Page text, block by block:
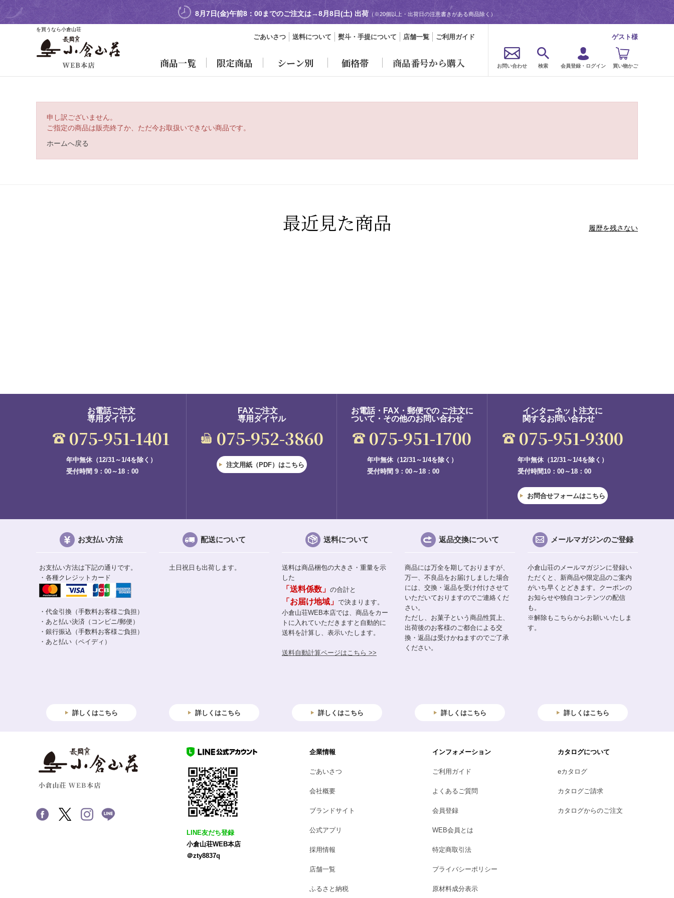
を買うなら小倉山荘
8月7日(金)午前8：00までのご注文は→8月8日(土) 出荷 （※20個以上・出荷日の注意書きがある商品除く）
ごあいさつ 送料について 熨斗・手提について 店舗一覧 ご利用ガイド
商品一覧 限定商品 シーン別 価格帯 商品番号から購入
ゲスト様
お問い合わせ 検索 会員登録・ログイン 買い物かご
申し訳ございません。
ご指定の商品は販売終了か、ただ今お取扱いできない商品です。
ホームへ戻る
最近見た商品 履歴を残さない
お電話ご注文
専用ダイヤル
075-951-1401
年中無休（12/31～1/4を除く）
受付時間 9：00～18：00
FAXご注文
専用ダイヤル
075-952-3860
注文用紙（PDF）はこちら
お電話・FAX・郵便での ご注文に
ついて・その他のお問い合わせ
075-951-1700
年中無休（12/31～1/4を除く）
受付時間 9：00～18：00
インターネット注文に
関するお問い合わせ
075-951-9300
年中無休（12/31～1/4を除く）
受付時間10：00～18：00
お問合せフォームはこちら
お支払い方法
お支払い方法は下記の通りです。
・各種クレジットカード
・代金引換（手数料お客様ご負担）
・あと払い決済（コンビニ/郵便）
・銀行振込（手数料お客様ご負担）
・あと払い（ペイディ）
詳しくはこちら
配送について
土日祝日も出荷します。
詳しくはこちら
送料について
送料は商品梱包の大きさ・重量を示
した
「送料係数」 の合計と
「お届け地域」 で決まります。
小倉山荘WEB本店では、商品をカー
トに入れていただきますと自動的に
送料を計算し、表示いたします。
送料自動計算ページはこちら >>
詳しくはこちら
返品交換について
商品には万全を期しておりますが、
万一、不良品をお届けしました場合
には、交換・返品を受け付けさせて
いただいておりますのでご連絡くだ
さい。
ただし、お菓子という商品性質上、
出荷後のお客様のご都合による交
換・返品は受けかねますのでご了承
ください。
詳しくはこちら
メールマガジンのご登録
小倉山荘のメールマガジンに登録い
ただくと、新商品や限定品のご案内
がいち早くとどきます。クーポンの
お知らせや独自コンテンツの配信
も。
※解除もこちらからお願いいたしま
す。
詳しくはこちら
LINE友だち登録
小倉山荘WEB本店
＠zty8837q
企業情報
ごあいさつ
会社概要
ブランドサイト
公式アプリ
採用情報
店舗一覧
ふるさと納税
インフォメーション
ご利用ガイド
よくあるご質問
会員登録
WEB会員とは
特定商取引法
プライバシーポリシー
原材料成分表示
カタログについて
eカタログ
カタログご請求
カタログからのご注文